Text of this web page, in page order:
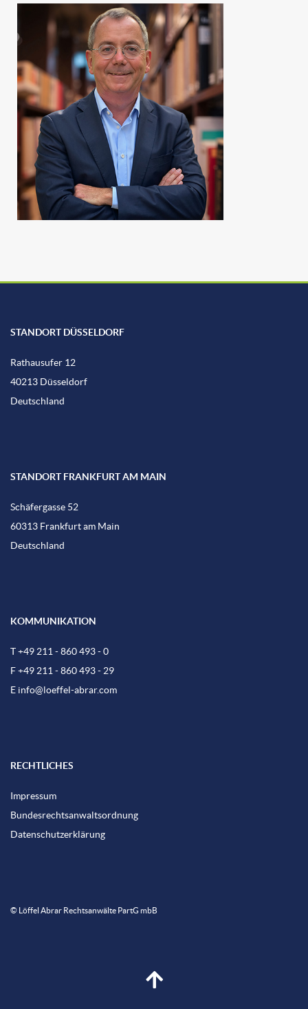
STANDORT DÜSSELDORF
Rathausufer 12
40213 Düsseldorf
Deutschland
STANDORT FRANKFURT AM MAIN
Schäfergasse 52
60313 Frankfurt am Main
Deutschland
KOMMUNIKATION
T +49 211 - 860 493 - 0
F +49 211 - 860 493 - 29
E info@loeffel-abrar.com
RECHTLICHES
Impressum
Bundesrechtsanwaltsordnung
Datenschutzerklärung
© Löffel Abrar Rechtsanwälte PartG mbB